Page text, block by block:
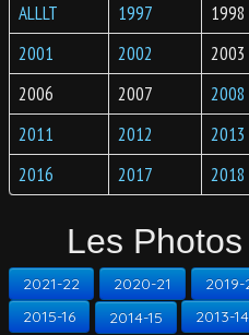
SPONSORS
PHOTOS
ANIMATIONS
ALLLT 1997 1998
2001
2002 2003
2006
2007 2008
2011
2012 2013
2016
2017 2018
Les
2021-22 2020-21 2019-
2015-16
2014-15 2013-14